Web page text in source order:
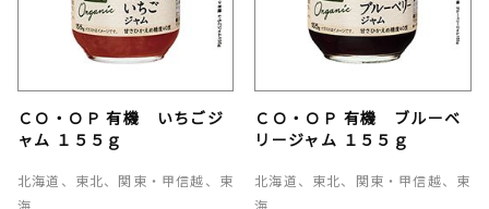
ＣＯ・ＯＰ 有機 いちごジ
ャム １５５ｇ
北海道、東北、関東・甲信越、東
ＣＯ・ＯＰ 有機 ブルーベ
リージャム １５５ｇ
北海道、東北、関東・甲信越、東